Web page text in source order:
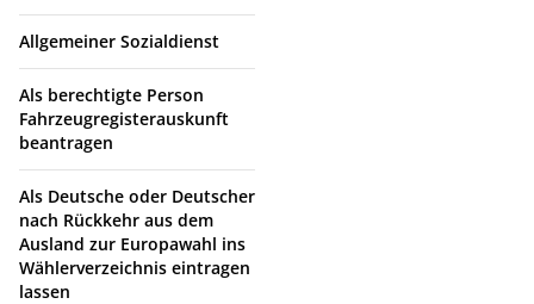
Allgemeiner Sozialdienst
Als berechtigte Person
Fahrzeugregisterauskunft
beantragen
Als Deutsche oder Deutscher
nach Rückkehr aus dem
Ausland zur Europawahl ins
Wählerverzeichnis eintragen
lassen